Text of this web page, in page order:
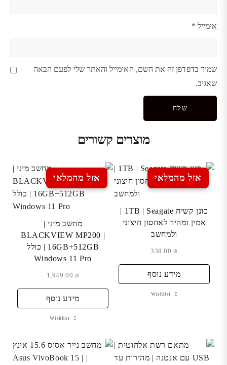
אימייל *
שמור בדפדפן זה את השם, האימייל והאתר שלי לפעם הבאה
שאגיב.
מוצרים קשורים
אזל מהמלאי
כונן קשיח 1TB | Seagate |
אמין ומהיר לאחסון חיצוני
ולמחשב
₪
מידע נוסף
Wishlist
אזל מהמלאי
מחשב מיני |
BLACKVIEW MP200 |
16GB+512GB | כולל
Windows 11 Pro
₪
מידע נוסף
Wishlist